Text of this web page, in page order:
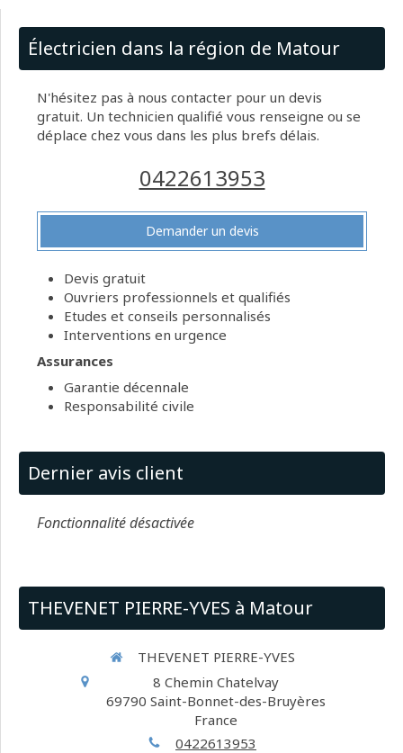
Électricien dans la région de Matour
N'hésitez pas à nous contacter pour un devis
gratuit. Un technicien qualifié vous renseigne ou se
déplace chez vous dans les plus brefs délais.
0422613953
Demander un devis
Devis gratuit
Ouvriers professionnels et qualifiés
Etudes et conseils personnalisés
Interventions en urgence
Assurances
Garantie décennale
Responsabilité civile
Dernier avis client
Fonctionnalité désactivée
THEVENET PIERRE-YVES à Matour
THEVENET PIERRE-YVES
8 Chemin Chatelvay
69790 Saint-Bonnet-des-Bruyères
France
0422613953